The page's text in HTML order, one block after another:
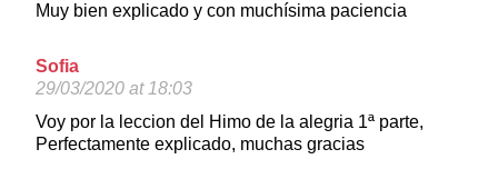
Muy bien explicado y con muchísima paciencia
Sofia
29/03/2020 at 18:03
Voy por la leccion del Himo de la alegria 1ª parte,
Perfectamente explicado, muchas gracias